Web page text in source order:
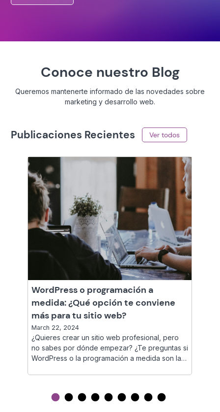
Conoce nuestro Blog
Queremos mantenerte informado de las novedades sobre
marketing y desarrollo web.
Publicaciones Recientes Ver todos
WordPress o programación a
medida: ¿Qué opción te conviene
más para tu sitio web?
March 22, 2024
¿Quieres crear un sitio web profesional, pero
no sabes por dónde empezar? ¿Te preguntas si
WordPress o la programación a medida son la